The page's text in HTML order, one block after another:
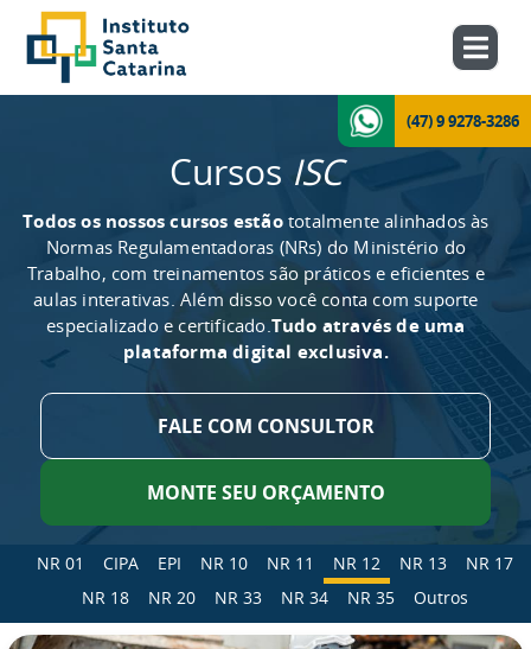
(47) 9 9278-3286
Cursos ISC
Todos os nossos cursos estãototalmente alinhados às
Normas Regulamentadoras (NRs) do Ministério do
Trabalho, com treinamentos são práticos e eficientes e
aulas interativas. Além disso você conta com suporte
especializado e certificado.Tudo através de uma
plataforma digital exclusiva.
FALE COM CONSULTOR
MONTE SEU ORÇAMENTO
NR 01 CIPA EPI NR 10 NR 11 NR 12 NR 13
NR 17
NR 18
NR 20 NR 33 NR 34 NR 35 Outros